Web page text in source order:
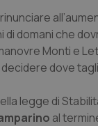
domani che
Monti e
dove
legge di
al